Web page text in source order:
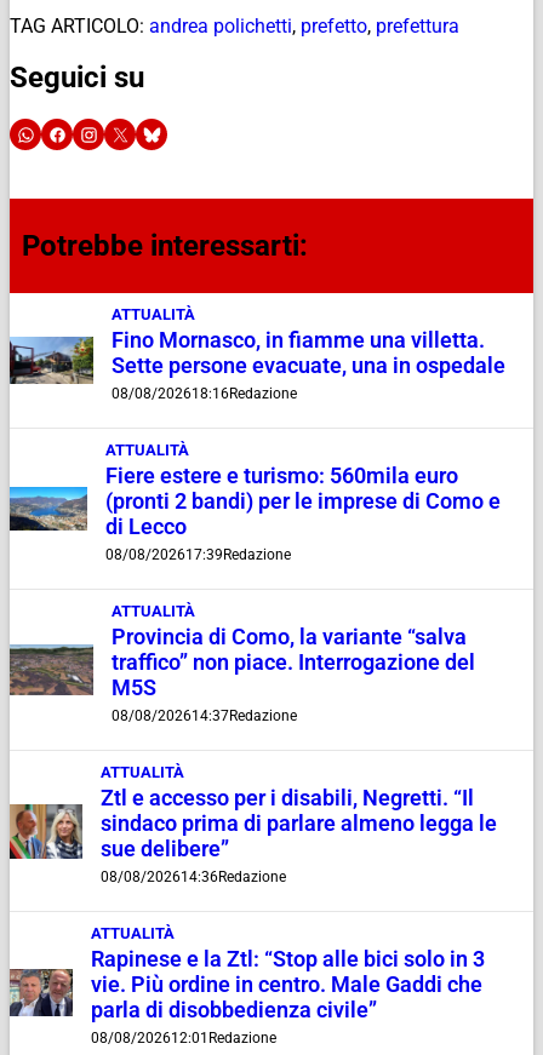
TAG ARTICOLO: andrea polichetti, prefetto, prefettura
Seguici su
Potrebbe interessarti:
ATTUALITÀ
Fino Mornasco, in fiamme una villetta.
Sette persone evacuate, una in ospedale
08/08/202618:16Redazione
ATTUALITÀ
Fiere estere e turismo: 560mila euro
(pronti 2 bandi) per le imprese di Como e
di Lecco
08/08/202617:39 Redazione
ATTUALITÀ
Provincia di Como, la variante “salva
traffico” non piace. Interrogazione del
M5S
08/08/202614:37Redazione
ATTUALITÀ
Ztl e accesso per i disabili, Negretti. “Il
sindaco prima di parlare almeno legga le
sue delibere”
08/08/202614:36Redazione
ATTUALITÀ
Rapinese e la Ztl: “Stop alle bici solo in 3
vie. Più ordine in centro. Male Gaddi che
parla di disobbedienza civile”
08/08/202612:01 Redazione